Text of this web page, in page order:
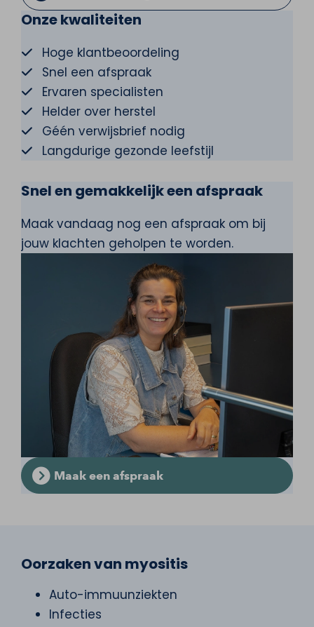
Onze kwaliteiten
Hoge klantbeoordeling
Snel een afspraak
Ervaren specialisten
Helder over herstel
Géén verwijsbrief nodig
Langdurige gezonde leefstijl
Snel en gemakkelijk een afspraak
Maak vandaag nog een afspraak om bij
jouw klachten geholpen te worden.
Maak een afspraak
Oorzaken van myositis
Auto-immuunziekten
Infecties